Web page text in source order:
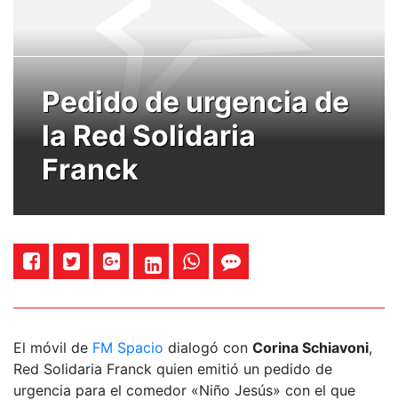
Pedido de urgencia de
la Red Solidaria
Franck
El móvil de FM Spacio dialogó con Corina Schiavoni,
Red Solidaria Franck quien emitió un pedido de
urgencia para el comedor «Niño Jesús» con el que